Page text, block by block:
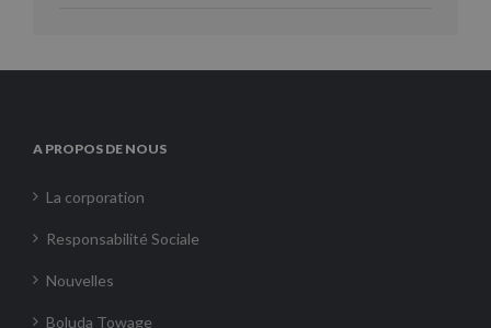
A PROPOS DE NOUS
La corporation
Responsabilité Sociale
Nouvelles
Boluda Towage